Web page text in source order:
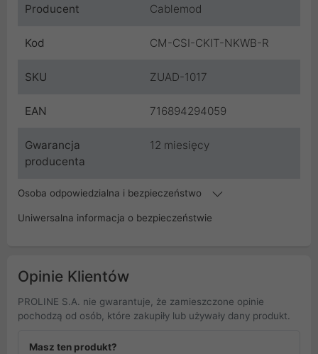
Producent Cablemod
Kod CM-CSI-CKIT-NKWB-R
SKU ZUAD-1017
EAN 716894294059
Gwarancja
producenta
12 miesięcy
Osoba odpowiedzialna i bezpieczeństwo
Uniwersalna informacja o bezpieczeństwie
Opinie Klientów
PROLINE S.A. nie gwarantuje, że zamieszczone opinie
pochodzą od osób, które zakupiły lub używały dany produkt.
Masz ten produkt?